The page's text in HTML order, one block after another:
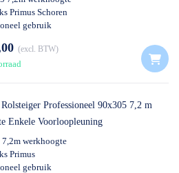
Primus Schoren
gebruik
excl. BTW
Professioneel 90x305 7,2 m
Enkele Voorloopleuning
werkhoogte
Primus
gebruik